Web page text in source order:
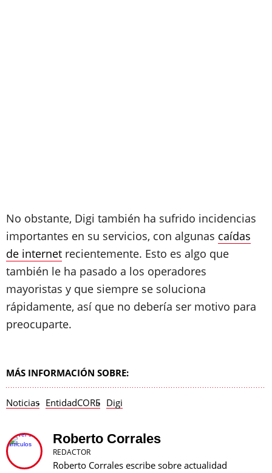
No obstante, Digi también ha sufrido incidencias
importantes en su servicios, con algunas caídas
de internet recientemente. Esto es algo que
también le ha pasado a los operadores
mayoristas y que siempre se soluciona
rápidamente, así que no debería ser motivo para
preocuparte.
MÁS INFORMACIÓN SOBRE:
Noticias EntidadCORE Digi
Roberto Corrales
REDACTOR
Roberto Corrales escribe sobre actualidad